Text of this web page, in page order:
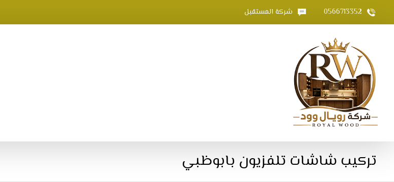
0566713352 شركة المستقبل
تركيب شاشات تلفزيون بابوظبي